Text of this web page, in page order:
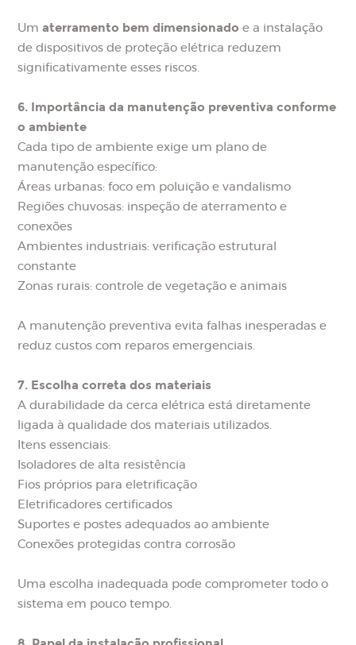
Umaterramento bem dimensionado e a instalação
de dispositivos de proteção elétrica reduzem
significativamente esses riscos.
6. Importância da manutenção preventiva conforme
o ambiente
Cada tipo de ambiente exige um plano de
manutenção específico:
Áreas urbanas: foco em poluição e vandalismo
Regiões chuvosas: inspeção de aterramento e
conexões
Ambientes industriais: verificação estrutural
constante
Zonas rurais: controle de vegetação e animais
A manutenção preventiva evita falhas inesperadas e
reduz custos com reparos emergenciais.
7. Escolha correta dos materiais
A durabilidade da cerca elétrica está diretamente
ligada à qualidade dos materiais utilizados.
Itens essenciais:
Isoladores de alta resistência
Fios próprios para eletrificação
Eletrificadores certificados
Suportes e postes adequados ao ambiente
Conexões protegidas contra corrosão
Uma escolha inadequada pode comprometer todo o
sistema em pouco tempo.